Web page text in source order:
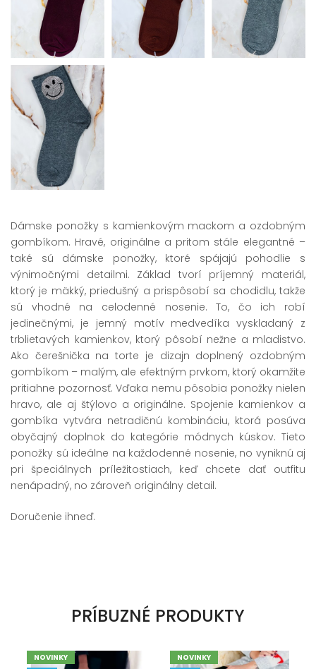
Dámske ponožky s kamienkovým mackom a ozdobným
gombíkom. Hravé, originálne a pritom stále elegantné –
také sú dámske ponožky, ktoré spájajú pohodlie s
výnimočnými detailmi. Základ tvorí príjemný materiál,
ktorý je mäkký, priedušný a prispôsobí sa chodidlu, takže
sú vhodné na celodenné nosenie. To, čo ich robí
jedinečnými, je jemný motív medvedíka vyskladaný z
trblietavých kamienkov, ktorý pôsobí nežne a mladistvo.
Ako čerešnička na torte je dizajn doplnený ozdobným
gombíkom – malým, ale efektným prvkom, ktorý okamžite
pritiahne pozornosť. Vďaka nemu pôsobia ponožky nielen
hravo, ale aj štýlovo a originálne. Spojenie kamienkov a
gombíka vytvára netradičnú kombináciu, ktorá posúva
obyčajný doplnok do kategórie módnych kúskov. Tieto
ponožky sú ideálne na každodenné nosenie, no vyniknú aj
pri špeciálnych príležitostiach, keď chcete dať outfitu
nenápadný, no zároveň originálny detail.
Doručenie ihneď.
PRÍBUZNÉ PRODUKTY
NOVINKY
NOVINKY